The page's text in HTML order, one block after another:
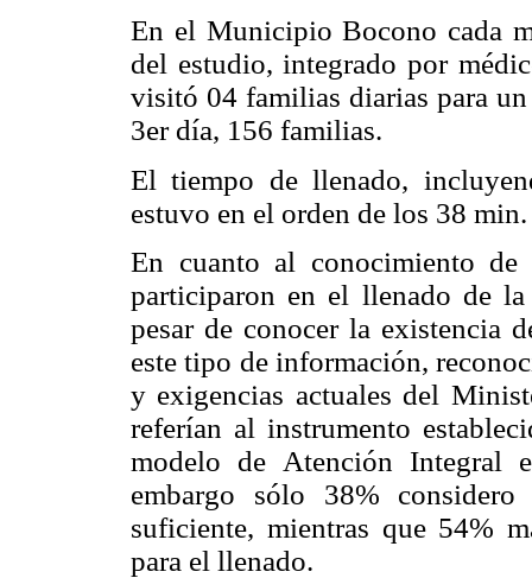
En el Municipio Bocono cada
del estudio, integrado por
visitó 04 familias diarias para
3er día, 156 familias.
El tiempo de llenado,
estuvo en el orden de los 38
En cuanto al conocimiento
participaron en el llenado de
pesar de conocer la existencia
este tipo de información,
y exigencias actuales del
referían al instrumento
modelo de Atención Integral
embargo sólo 38%
suficiente, mientras que 54%
para el llenado.